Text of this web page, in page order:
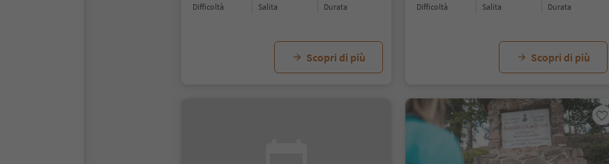
Difficoltà Salita durata
Scopri di più
Difficoltà Salita durata
Scopri di più